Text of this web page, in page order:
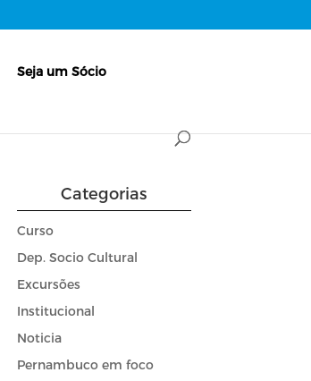
Seja um Sócio
Categorias
Curso
Dep. Socio Cultural
Excursões
Institucional
Noticia
Pernambuco em foco